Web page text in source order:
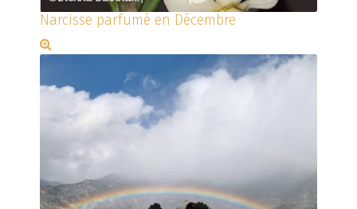
Narcisse parfumé en Décembre